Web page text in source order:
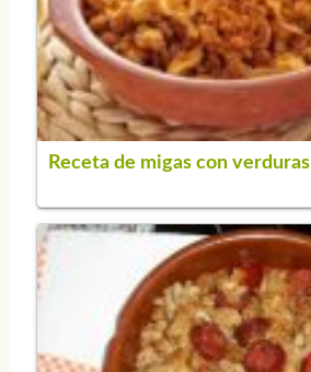
Receta de migas con verduras